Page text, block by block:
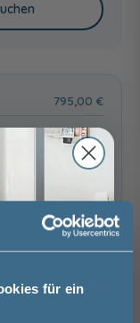
für ein
795,00 €
795,00 €
Versandkosten